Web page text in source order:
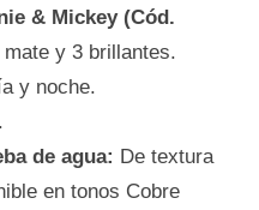
& Mickey (Cód.
y 3 brillantes.
y noche.
de agua: De textura
en tonos Cobre